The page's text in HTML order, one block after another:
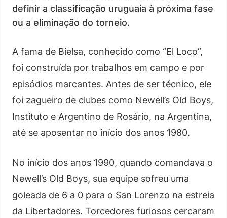
definir a classificação uruguaia à próxima fase
ou a eliminação do torneio.
A fama de Bielsa, conhecido como “El Loco”,
foi construída por trabalhos em campo e por
episódios marcantes. Antes de ser técnico, ele
foi zagueiro de clubes como Newell’s Old Boys,
Instituto e Argentino de Rosário, na Argentina,
até se aposentar no início dos anos 1980.
No início dos anos 1990, quando comandava o
Newell’s Old Boys, sua equipe sofreu uma
goleada de 6 a 0 para o San Lorenzo na estreia
da Libertadores. Torcedores furiosos cercaram